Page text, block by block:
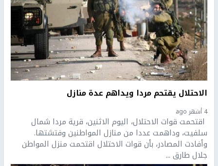
الاحتلال يقتحم مردا ويداهم عدة منازل
4 أشهر ago
اقتحمت قوات الاحتلال، اليوم الاثنين، قرية مردا شمال
سلفيت، وداهمت عددا من منازل المواطنين وفتشتها.
وأفادت المصادر، بأن قوات الاحتلال اقتحمت منزل المواطن
جلال طارق ...